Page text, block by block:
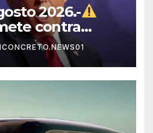
2026.-
contra
y otras
supuestos